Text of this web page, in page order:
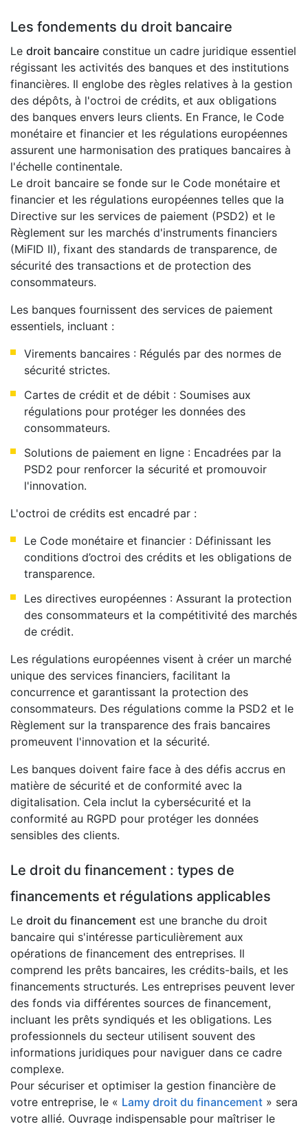
Les fondements du droit bancaire
Le droit bancaire constitue un cadre juridique essentiel
régissant les activités des banques et des institutions
financières. Il englobe des règles relatives à la gestion
des dépôts, à l'octroi de crédits, et aux obligations
des banques envers leurs clients. En France, le Code
monétaire et financier et les régulations européennes
assurent une harmonisation des pratiques bancaires à
l'échelle continentale.
Le droit bancaire se fonde sur le Code monétaire et
financier et les régulations européennes telles que la
Directive sur les services de paiement (PSD2) et le
Règlement sur les marchés d'instruments financiers
(MiFID II), fixant des standards de transparence, de
sécurité des transactions et de protection des
consommateurs.
Les banques fournissent des services de paiement
essentiels, incluant :
Virements bancaires : Régulés par des normes de
sécurité strictes.
Cartes de crédit et de débit : Soumises aux
régulations pour protéger les données des
consommateurs.
Solutions de paiement en ligne : Encadrées par la
PSD2 pour renforcer la sécurité et promouvoir
l'innovation.
L'octroi de crédits est encadré par :
Le Code monétaire et financier : Définissant les
conditions d’octroi des crédits et les obligations de
transparence.
Les directives européennes : Assurant la protection
des consommateurs et la compétitivité des marchés
de crédit.
Les régulations européennes visent à créer un marché
unique des services financiers, facilitant la
concurrence et garantissant la protection des
consommateurs. Des régulations comme la PSD2 et le
Règlement sur la transparence des frais bancaires
promeuvent l'innovation et la sécurité.
Les banques doivent faire face à des défis accrus en
matière de sécurité et de conformité avec la
digitalisation. Cela inclut la cybersécurité et la
conformité au RGPD pour protéger les données
sensibles des clients.
Le droit du financement : types de
financements et régulations applicables
Le droit du financement est une branche du droit
bancaire qui s'intéresse particulièrement aux
opérations de financement des entreprises. Il
comprend les prêts bancaires, les crédits-bails, et les
financements structurés. Les entreprises peuvent lever
des fonds via différentes sources de financement,
incluant les prêts syndiqués et les obligations. Les
professionnels du secteur utilisent souvent des
informations juridiques pour naviguer dans ce cadre
complexe.
Pour sécuriser et optimiser la gestion financière de
votre entreprise, le « Lamy droit du financement » sera
votre allié. Ouvrage indispensable pour maîtriser le